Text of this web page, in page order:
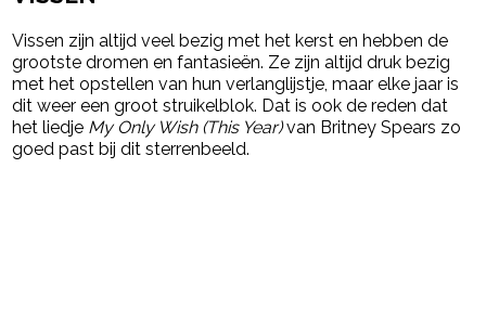
Vissen zijn altijd veel bezig met het kerst en hebben de
grootste dromen en fantasieën. Ze zijn altijd druk bezig
met het opstellen van hun verlanglijstje, maar elke jaar is
dit weer een groot struikelblok. Dat is ook de reden dat
het liedje My Only Wish (This Year)van Britney Spears zo
goed past bij dit sterrenbeeld.